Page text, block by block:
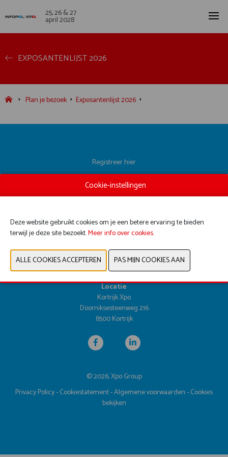
25, 26 & 27
april 2028
EXPOSANTENLIJST 2026
Plan je bezoek Exposantenlijst 2026
Registreer hier
Praktische informatie
Data & Openingsuren
Woensdag 26 april 2028 | 9u30 - 17u00
Donderdag 27 april 2028 | 9u30 - 16u00
Locatie
Kortrijk Xpo
Doorniksesteenweg 216
8500 Kortrijk
© 2026, Xpo Group
Privacy Policy-Cookiestatement-Algemene voorwaarden-Cookies
bekijken
Cookie-instellingen
Deze website gebruikt cookies om je een betere ervaring te bieden
terwijl je deze site bezoekt.Meer info over cookies.